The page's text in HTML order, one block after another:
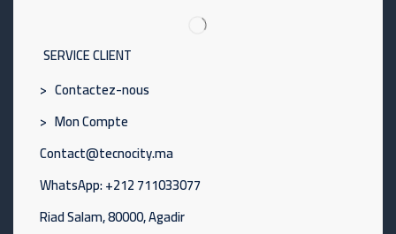
SERVICE CLIENT
> Contactez-nous
> Mon Compte
Contact@tecnocity.ma
WhatsApp: +212 711033077
Riad Salam, 80000, Agadir